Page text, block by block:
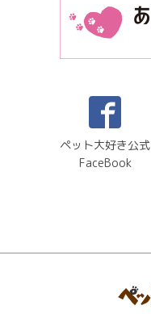
ペット大好き公式
FaceBook